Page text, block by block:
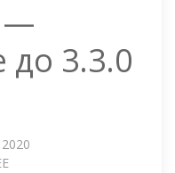
—
до 3.3.0